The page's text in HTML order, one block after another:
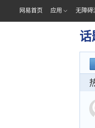
网易首页 应用 无障碍
话